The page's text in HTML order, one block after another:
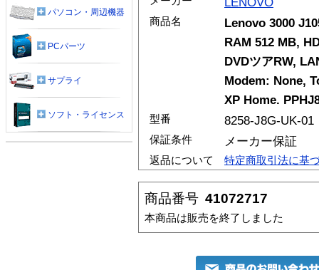
商品名
Lenovo 3000
RAM 512 MB,
DVDツアRW,
Modem: None,
XP Home.
型番 8258-J8G-UK-01
保証条件 メーカー保証
返品について 特定商取引法に基
商品番号 41072717
本商品は販売を終了しました
パソコン・周辺機器
PCパーツ
サプライ
ソフト・ライセンス